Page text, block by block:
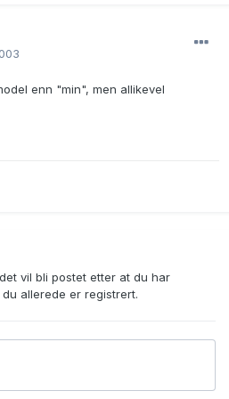
enn "min", men allikevel
vil bli postet etter at du har
du allerede er registrert.